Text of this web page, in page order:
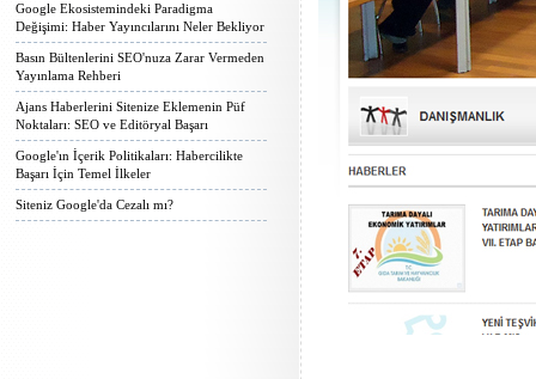
Google Ekosistemindeki Paradigma
Değişimi: Haber Yayıncılarını Neler Bekliyor
Basın Bültenlerini SEO'nuza Zarar Vermeden
Yayınlama Rehberi
Ajans Haberlerini Sitenize Eklemenin Püf
Noktaları: SEO ve Editöryal Başarı
Google'ın İçerik Politikaları: Habercilikte
Başarı İçin Temel İlkeler
Siteniz Google'da Cezalı mı?